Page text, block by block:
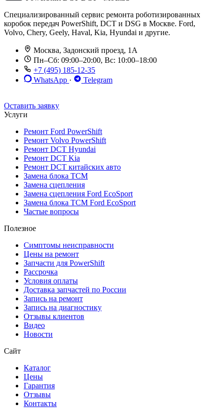
Специализированный сервис ремонта роботизированных
коробок передач PowerShift, DCT и DSG в Москве. Ford,
Volvo, Chery, Geely, Haval, Kia, Hyundai и другие.
Москва, Задонский проезд, 1А
Пн–Сб: 09:00–20:00, Вс: 10:00–18:00
+7 (495) 185-12-35
WhatsApp ·
Telegram
Оставить заявку
Услуги
Ремонт Ford PowerShift
Ремонт Volvo PowerShift
Ремонт DCT Hyundai
Ремонт DCT Kia
Ремонт DCT китайских авто
Замена блока TCM
Замена сцепления
Замена сцепления Ford EcoSport
Замена блока TCM Ford EcoSport
Частые вопросы
Полезное
Симптомы неисправности
Цены на ремонт
Запчасти для PowerShift
Рассрочка
Условия оплаты
Доставка запчастей по России
Запись на ремонт
Запись на диагностику
Отзывы клиентов
Видео
Новости
Сайт
Каталог
Цены
Гарантия
Отзывы
Контакты